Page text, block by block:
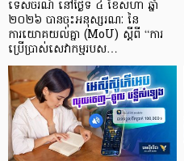
ទេសចរណ៍ នៅថ្ងៃទី ៤ ខែសីហា ឆ្នាំ
២០២៦ បានចុះអនុស្សរណៈ នៃ
ការយោគយល់គ្នា (MoU) ស្តីពី “ការ
ប្រើប្រាស់សេវាកម្មរបស…